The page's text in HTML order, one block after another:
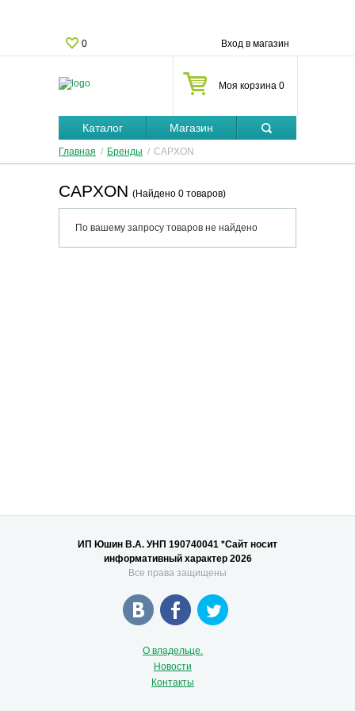
0 Вход в магазин
Моя корзина 0
Каталог Магазин
Главная / Бренды / CAPXON
CAPXON (Найдено 0 товаров)
По вашему запросу товаров не найдено
ИП Юшин В.А. УНП 190740041 *Сайт носит
информативный характер 2026
Все права защищены
О владельце.
Новости
Контакты